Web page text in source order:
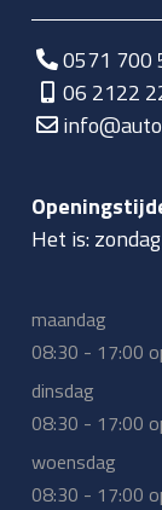
0571 700
06 2122
Het is:zondag
maandag
08:30 - 17:00
dinsdag
08:30 - 17:00
woensdag
08:30 - 17:00